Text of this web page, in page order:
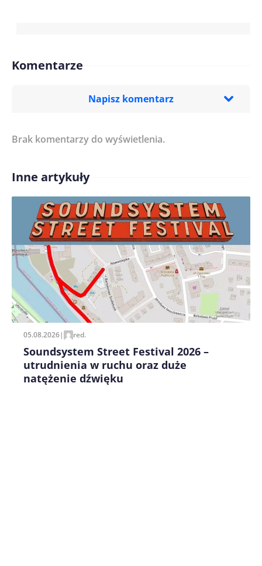
Komentarze
Napisz komentarz
Treść komentarza*
Imię/ Nick*
Zapamiętaj moje dane w tej przeglądarce podczas
pisania kolejnych komentarzy.
Brak komentarzy do wyświetlenia.
Inne artykuły
05.08.2026| red.
Soundsystem Street Festival 2026 –
utrudnienia w ruchu oraz duże
natężenie dźwięku